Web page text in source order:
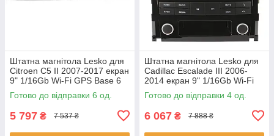
Штатна магнітола Lesko для
Citroen C5 II 2007-2017 екран
9" 1/16Gb Wi-Fi GPS Base 6
шт.
Готово до відправки 6 од.
5 797 ₴ 7 537 ₴
Штатна магнітола Lesko для
Cadillac Escalade III 2006-
2014 екран 9" 1/16Gb Wi-Fi
GPS Base Каміллак 4 шт.
Готово до відправки 4 од.
6 067 ₴ 7 888 ₴